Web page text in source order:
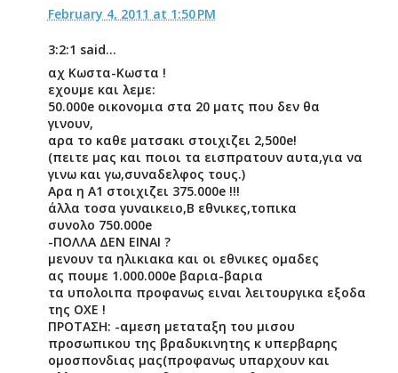
February 4, 2011 at 1:50 PM
3:2:1 said...
αχ Κωστα-Κωστα !
εχουμε και λεμε:
50.000e οικονομια στα 20 ματς που δεν θα
γινουν,
αρα το καθε ματσακι στοιχιζει 2,500e!
(πειτε μας και ποιοι τα εισπρατουν αυτα,για να
γινω και γω,συναδελφος τους.)
Αρα η Α1 στοιχιζει 375.000e !!!
άλλα τοσα γυναικειο,Β εθνικες,τοπικα
συνολο 750.000e
-ΠΟΛΛΑ ΔΕΝ ΕΙΝΑΙ ?
μενουν τα ηλικιακα και οι εθνικες ομαδες
ας πουμε 1.000.000e βαρια-βαρια
τα υπολοιπα προφανως ειναι λειτουργικα εξοδα
της ΟΧΕ !
ΠΡΟΤΑΣΗ: -αμεση μεταταξη του μισου
προσωπικου της βραδυκινητης κ υπερβαρης
ομοσπονδιας μας(προφανως υπαρχουν και